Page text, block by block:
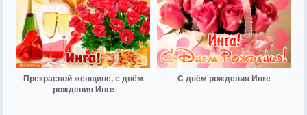
Прекрасной женщине, с днём
рождения Инге
С днём рождения Инге